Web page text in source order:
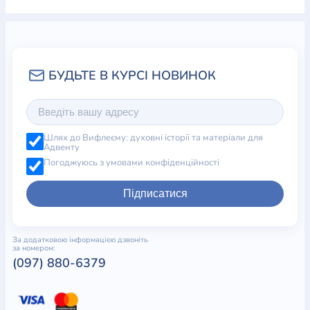
Шлях до Вифлеєму: духовні історії та матеріали для
Адвенту
Погоджуюсь з умовами конфіденційності
Підписатися
За додатковою інформацією дзвоніть
за номером:
(097) 880-6379